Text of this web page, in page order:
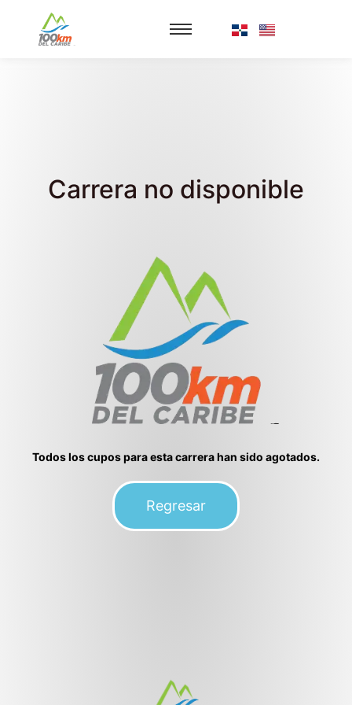
Carrera no disponible
Todos los cupos paraesta carrerahan sido agotados.
Regresar